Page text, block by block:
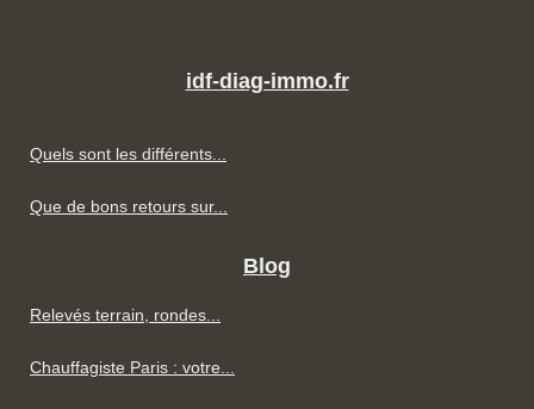
idf-diag-immo.fr
Quels sont les différents...
Que de bons retours sur...
Blog
Relevés terrain, rondes...
Chauffagiste Paris : votre...